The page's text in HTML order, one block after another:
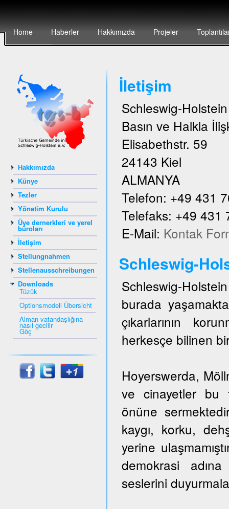
Home Haberler Hakkımızda Projeler
Hakkımızda
Künye
Tezler
Yönetim Kurulu
Üye dernerkleri ve yerel
büroları
İletişim
Stellungnahmen
Stellenausschreibungen
Downloads
Tüzük
Optionsmodell Übersicht
Alman vatandaşlığına
nasıl gecilir
Göç
İletişim
Schleswig-
Basın ve Halkla
Elisabethstr. 59
24143 Kiel
ALMANYA
Telefon: +49 431
Telefaks: +49 431
E-Mail: Kontak
Schleswig-
Schleswig-
burada
çıkarlarının
herkesçe bilinen
Hoyerswerda,
ve cinayetler bu
önüne
kaygı, korku,
yerine
demokrasi
seslerini